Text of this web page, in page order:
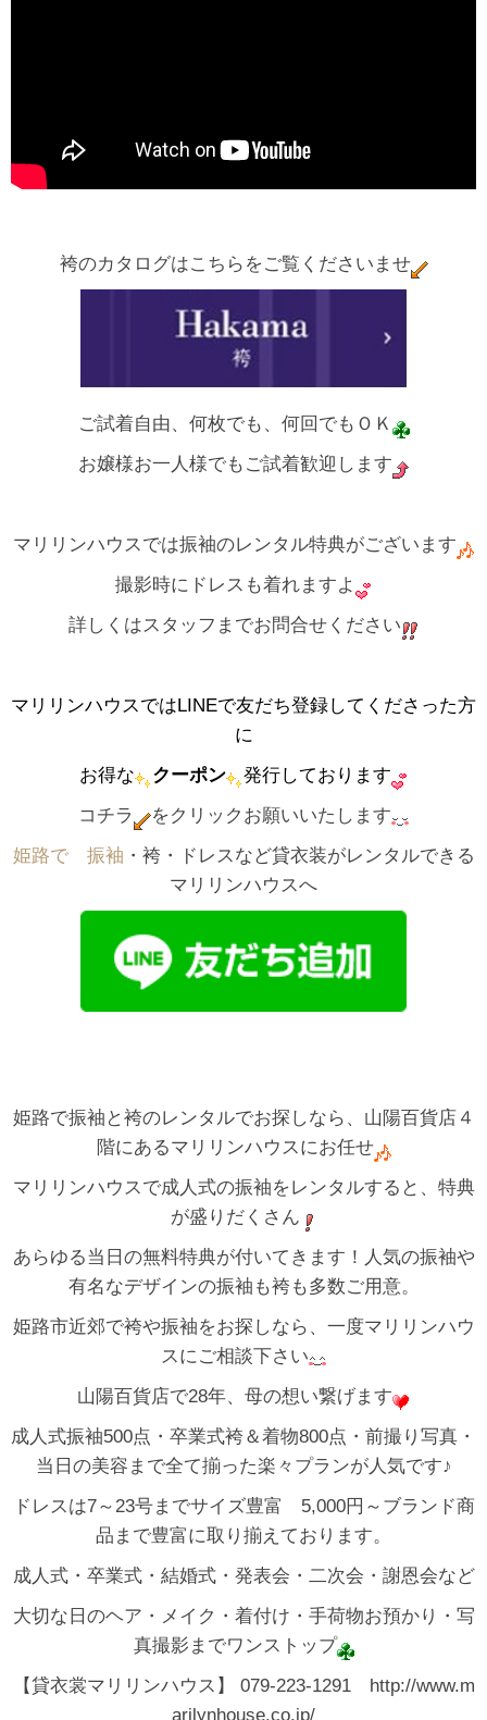
袴のカタログはこちらをご覧くださいませ
ご試着自由、何枚でも、何回でもＯＫ
お嬢様お一人様でもご試着歓迎します
マリリンハウスでは振袖のレンタル特典がございます
撮影時にドレスも着れますよ
詳しくはスタッフまでお問合せください
マリリンハウスではLINEで友だち登録してくださった方
に
お得な
クーポン
発行しております
コチラ
をクリックお願いいたします
姫路で゙振袖 ・袴・ドレスなど貸衣装がレンタルできる
マリリンハウスへ
姫路で振袖と袴のレンタルでお探しなら、山陽百貨店４
階にあるマリリンハウスにお任せ
マリリンハウスで成人式の振袖をレンタルすると、特典
が盛りだくさん
あらゆる当日の無料特典が付いてきます！人気の振袖や
有名なデザインの振袖も袴も多数ご用意。
姫路市近郊で袴や振袖をお探しなら、一度マリリンハウ
スにご相談下さい
山陽百貨店で28年、母の想い繋げます
成人式振袖500点・卒業式袴＆着物800点・前撮り写真・
当日の美容まで全て揃った楽々プランが人気です♪
ドレスは7～23号までサイズ豊富 5,000円～ブランド商
品まで豊富に取り揃えております。
成人式・卒業式・結婚式・発表会・二次会・謝恩会など
大切な日のヘア・メイク・着付け・手荷物お預かり・写
真撮影までワンストップ
【貸衣裳マリリンハウス】 079-223-1291 http://www.m
arilynhouse.co.jp/